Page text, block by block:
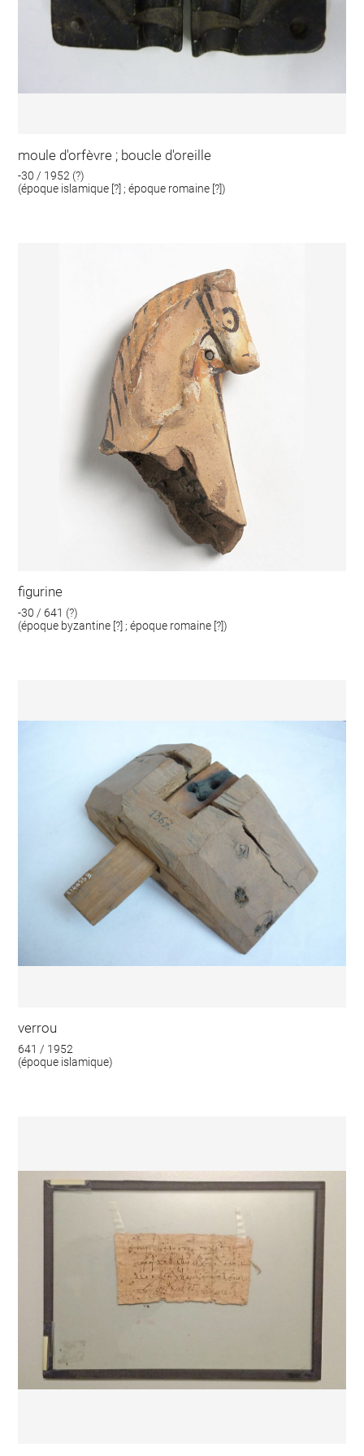
moule d'orfèvre ; boucle d'oreille
-30 / 1952 (?)
(époque islamique [?] ; époque romaine [?])
figurine
-30 / 641 (?)
(époque byzantine [?] ; époque romaine [?])
verrou
641 / 1952
(époque islamique)